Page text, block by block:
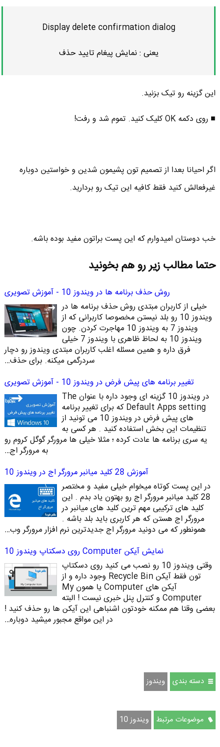
Display delete confirmation dialog
یعنی : نمایش پیغام تایید حذف
این گزینه رو تیک بزنید.
■ روی دکمه OK کلیک کنید. تموم شد و رفت!
اگر احیانا بعدا از تصمیم تون پشیمون شدین و خواستین دوباره
غیرفعالش کنید فقط کافیه این تیک رو بردارید.
خب دوستان امیدوارم که این پست براتون مفید بوده باشه.
حتما مطالب زیر رو هم بخونید
روش حذف برنامه ها در ویندوز 10 - آموزش تصویری
خیلی از کاربران مبتدی روش حذف برنامه ها در
ویندوز 10 رو بلد نیستن مخصوصا کاربرانی که از
ویندوز 7 به ویندوز 10 مهاجرت کردن. چون
ویندوز 10 به لحاظ ظاهری با ویندوز 7 خیلی
فرق داره و همین مسئله اغلب کاربران مبتدی ویندوز رو دچار
سردرگمی میکنه. برای حذف…
تغییر برنامه های پیش فرض در ویندوز 10 - آموزش تصویری
در ویندوز 10 گزینه ای وجود داره با عنوان The
Default Apps setting که برای تغییر برنامه
های پیش فرض در ویندوز 10 می تونید از
تنظیمات این بخش استفاده کنید . هر کسی به
یه سری برنامه ها عادت کرده ؛ مثلا خیلی ها مرورگر گوگل کروم رو
به مرورگر اج…
آموزش 28 کلید میانبر مرورگر اج در ویندوز 10
در این پست کوتاه میخوام خیلی مفید و مختصر
28 کلید میانبر مرورگر اج رو بهتون یاد بدم . این
کلید های ترکیبی مهم ترین کلید های میانبر در
مرورگر اج هستن که هر کاربری باید بلد باشه .
همونطور که می دونید مرورگر اج جدیدترین نرم افزار مرورگر وب…
نمایش آیکن Computer روی دسکتاپ ویندوز 10
وقتی ویندوز 10 رو نصب می کنید روی دسکتاپ
تون فقط آیکن Recycle Bin وجود داره و از
آیکن های Computer یا همون My
Computer و کنترل پنل خبری نیست ! البته
بعضی وقتا هم ممکنه خودتون اشنباهی این آیکن ها رو حذف کنید !
در این مواقع مجبور میشید دوباره…
دسته بندی ویندوز
موضوعات مرتبط ویندوز 10